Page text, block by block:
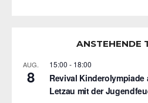
ANSTEHENDE
AUG.
8
15:00 - 18:00
Revival Kinderolympiade
Letzau mit der